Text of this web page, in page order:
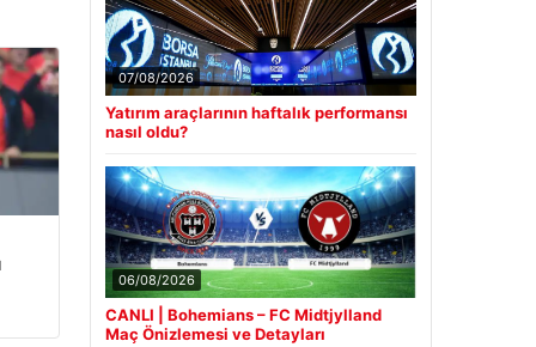
07/08/2026
Yatırım araçlarının haftalık performansı
nasıl oldu?
06/08/2026
CANLI | Bohemians – FC Midtjylland
Maç Önizlemesi ve Detayları